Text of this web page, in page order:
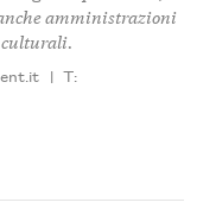
amministrazioni
culturali.
| T: